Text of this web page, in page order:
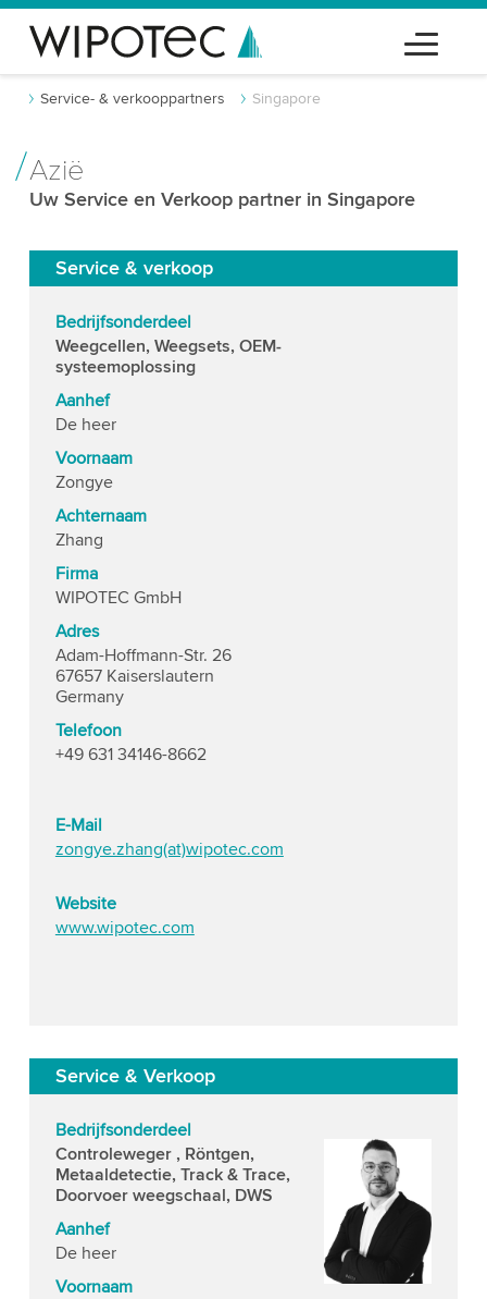
Service- & verkooppartners Singapore
Azië
Uw Service en Verkoop partner in Singapore
Service & verkoop
Bedrijfsonderdeel
Weegcellen, Weegsets, OEM-
systeemoplossing
Aanhef
De heer
Voornaam
Zongye
Achternaam
Zhang
Firma
WIPOTEC GmbH
Adres
Adam-Hoffmann-Str. 26
67657 Kaiserslautern
Germany
Telefoon
+49 631 34146-8662
E-Mail
zongye.zhang(at)wipotec.com
Website
www.wipotec.com
Service & Verkoop
Bedrijfsonderdeel
Controleweger , Röntgen,
Metaaldetectie, Track & Trace,
Doorvoer weegschaal, DWS
Aanhef
De heer
Voornaam